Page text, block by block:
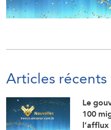
Articles récents
Le
100